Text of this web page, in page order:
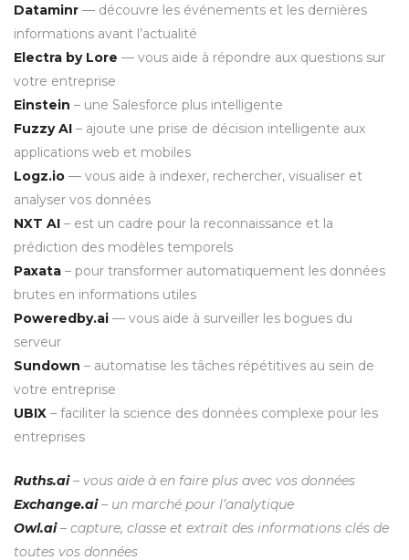
Dataminr — découvre les événements et les dernières
informations avant l’actualité
Electra by Lore — vous aide à répondre aux questions sur
votre entreprise
Einstein – une Salesforce plus intelligente
Fuzzy AI – ajoute une prise de décision intelligente aux
applications web et mobiles
Logz.io — vous aide à indexer, rechercher, visualiser et
analyser vos données
NXT AI – est un cadre pour la reconnaissance et la
prédiction des modèles temporels
Paxata – pour transformer automatiquement les données
brutes en informations utiles
Poweredby.ai — vous aide à surveiller les bogues du
serveur
Sundown – automatise les tâches répétitives au sein de
votre entreprise
UBIX – faciliter la science des données complexe pour les
entreprises
Ruths.ai– vous aide à en faire plus avec vos données
Exchange.ai– un marché pour l’analytique
Owl.ai– capture, classe et extrait des informations clés de
toutes vos données